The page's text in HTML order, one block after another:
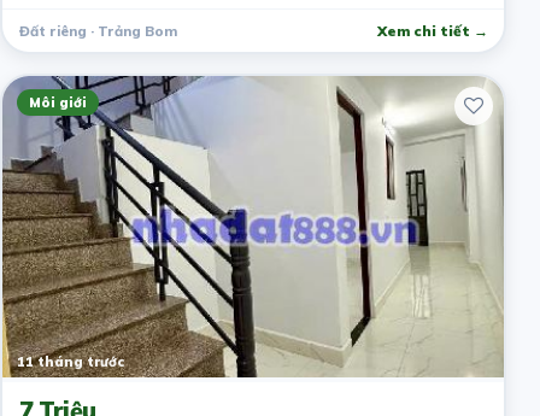
Đất riêng · Trảng Bom Xem chi tiết →
Môi giới
11 tháng trước